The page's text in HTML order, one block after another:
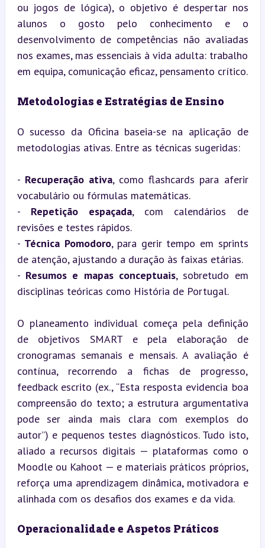
ou jogos de lógica), o objetivo é despertar nos
alunos o gosto pelo conhecimento e o
desenvolvimento de competências não avaliadas
nos exames, mas essenciais à vida adulta: trabalho
em equipa, comunicação eficaz, pensamento crítico.
Metodologias e Estratégias de Ensino
O sucesso da Oficina baseia-se na aplicação de
metodologias ativas. Entre as técnicas sugeridas:
- Recuperação ativa, como flashcards para aferir
vocabulário ou fórmulas matemáticas.
- Repetição espaçada, com calendários de
revisões e testes rápidos.
- Técnica Pomodoro, para gerir tempo em sprints
de atenção, ajustando a duração às faixas etárias.
- Resumos e mapas conceptuais, sobretudo em
disciplinas teóricas como História de Portugal.
O planeamento individual começa pela definição
de objetivos SMART e pela elaboração de
cronogramas semanais e mensais. A avaliação é
contínua, recorrendo a fichas de progresso,
feedback escrito (ex., “Esta resposta evidencia boa
compreensão do texto; a estrutura argumentativa
pode ser ainda mais clara com exemplos do
autor”) e pequenos testes diagnósticos. Tudo isto,
aliado a recursos digitais — plataformas como o
Moodle ou Kahoot — e materiais práticos próprios,
reforça uma aprendizagem dinâmica, motivadora e
alinhada com os desafios dos exames e da vida.
Operacionalidade e Aspetos Práticos